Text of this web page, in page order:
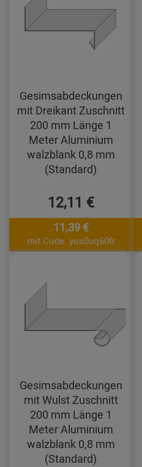
Gesimsabdeckungen
mit Dreikant Zuschnitt
200 mm Länge 1
Meter Aluminium
walzblank 0,8 mm
(Standard)
12,11 €
11,39 €
mit Code: yos0uq60fr
Gesimsabdeckungen
mit Wulst Zuschnitt
200 mm Länge 1
Meter Aluminium
walzblank 0,8 mm
(Standard)